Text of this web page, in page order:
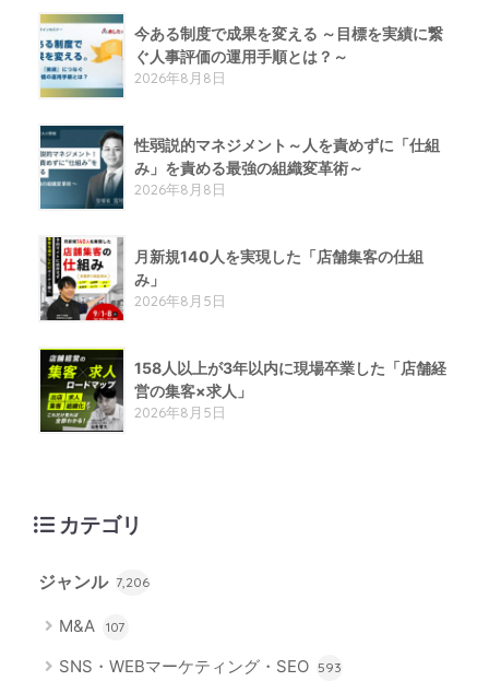
今ある制度で成果を変える ～目標を実績に繋
ぐ人事評価の運用手順とは？～
2026年8月8日
性弱説的​マネジメント​～人を責めずに「仕組
み」を責める​最強の組織変革術​～
2026年8月8日
月新規140人を実現した「店舗集客の仕組
み」
2026年8月5日
158人以上が3年以内に現場卒業した「店舗経
営の集客×求人」
2026年8月5日
カテゴリ
ジャンル 7,206
M&A 107
SNS・WEBマーケティング・SEO 593